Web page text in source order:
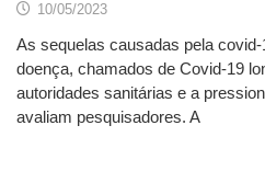
10/05/2023
As sequelas causadas pela
doença, chamados de Covid-19
autoridades sanitárias e a
avaliam pesquisadores. A